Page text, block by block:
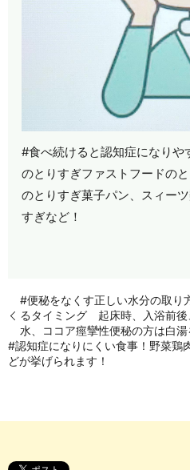
#食べ続けると認知症になりや
のとりすぎファストフードの
のとりすぎ菓子パン、スィー
すぎなど！
#便秘をなくす正しい水分の取
るタイミング 起床時、入浴前
水、ココア痙攣性便秘の方は白湯
#認知症になりにくい食事！野菜鶏
どが挙げられます！